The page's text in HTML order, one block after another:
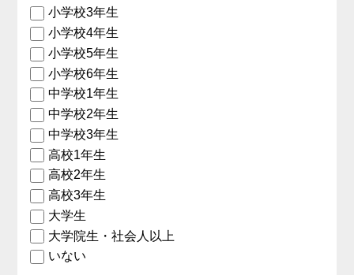
小学校3年生
小学校4年生
小学校5年生
小学校6年生
中学校1年生
中学校2年生
中学校3年生
高校1年生
高校2年生
高校3年生
大学生
大学院生・社会人以上
いない